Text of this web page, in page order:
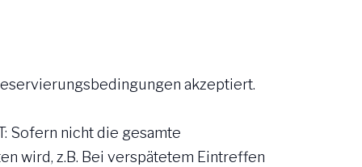
akzeptiert.
Sofern nicht die gesamte
wird, z.B. Bei verspätetem Eintreffen